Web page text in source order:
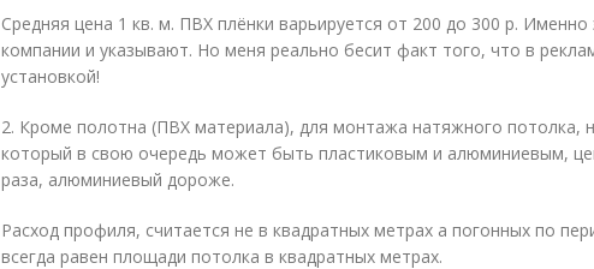
Средняя цена 1 кв. м. ПВХ плёнки варьируется от 200 до 300 р. Именно
компании и указывают. Но меня реально бесит факт того, что в
установкой!
2. Кроме полотна (ПВХ материала), для монтажа натяжного потолка,
который в свою очередь может быть пластиковым и алюминиевым,
раза, алюминиевый дороже.
Расход профиля, считается не в квадратных метрах а погонных по
всегда равен площади потолка в квадратных метрах.